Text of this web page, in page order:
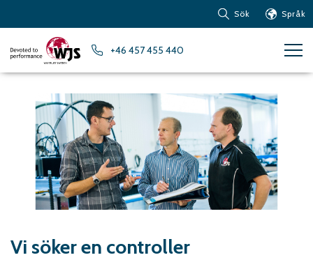
Sök Språk
+46 457 455 440
Vi söker en controller
Nyheter
Om vattenskärning
Metaller – Järnbaserade
Metaller
Metaller – Aluminium
Metaller – Övriga icke-
järnbaserade metaller
Kompositmaterial